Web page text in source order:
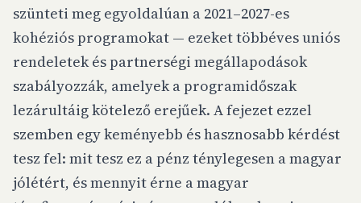
szünteti meg egyoldalúan a 2021–2027-es
kohéziós programokat — ezeket többéves uniós
rendeletek és partnerségi megállapodások
szabályozzák, amelyek a programidőszak
lezárultáig kötelező erejűek. A fejezet ezzel
szemben egy keményebb és hasznosabb kérdést
tesz fel: mit tesz ez a pénz ténylegesen a magyar
jólétért, és mennyit érne a magyar